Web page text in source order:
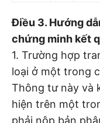
Điều 3. Hướng
chứng minh kết
1. Trường hợp
loại ở một trong
Thông tư này và
hiện trên một
phải nộp bản